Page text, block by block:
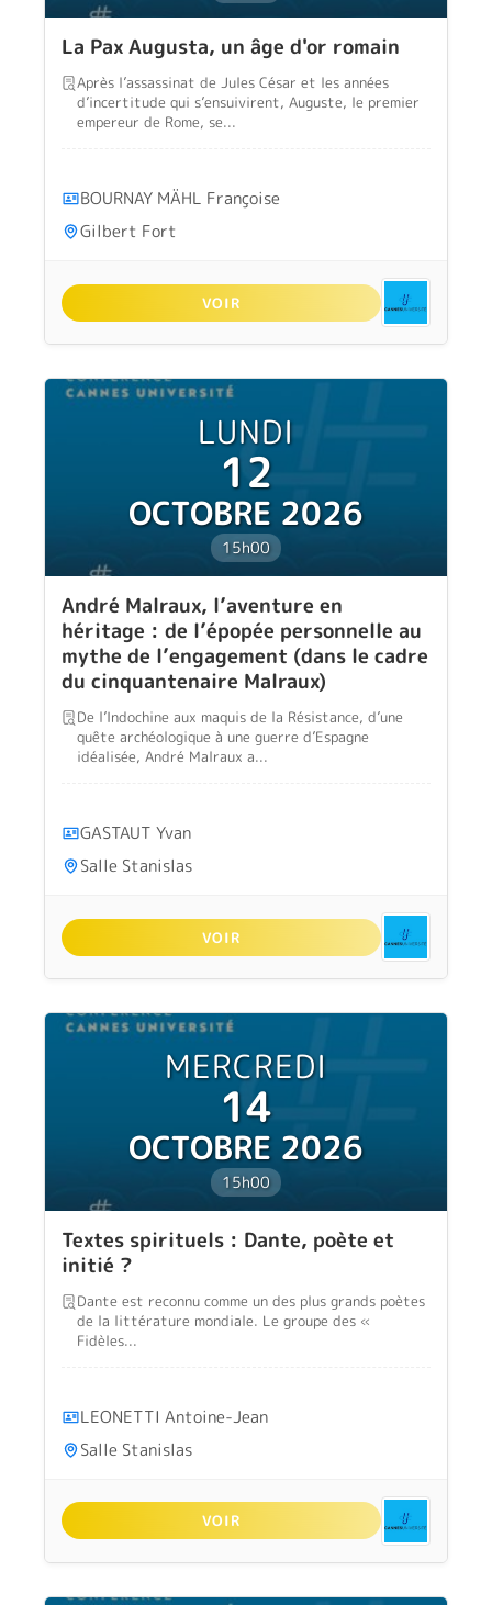
La Pax Augusta, un âge d'or romain
Après l’assassinat de Jules César et les années
d’incertitude qui s’ensuivirent, Auguste, le premier
empereur de Rome, se...
BOURNAY MÄHL Françoise
Gilbert Fort
VOIR
LUNDI
12
OCTOBRE 2026
15h00
André Malraux, l’aventure en
héritage : de l’épopée personnelle au
mythe de l’engagement (dans le cadre
du cinquantenaire Malraux)
De l’Indochine aux maquis de la Résistance, d’une
quête archéologique à une guerre d’Espagne
idéalisée, André Malraux a...
GASTAUT Yvan
Salle Stanislas
VOIR
MERCREDI
14
OCTOBRE 2026
15h00
Textes spirituels : Dante, poète et
initié ?
Dante est reconnu comme un des plus grands poètes
de la littérature mondiale. Le groupe des «
Fidèles...
LEONETTI Antoine-Jean
Salle Stanislas
VOIR